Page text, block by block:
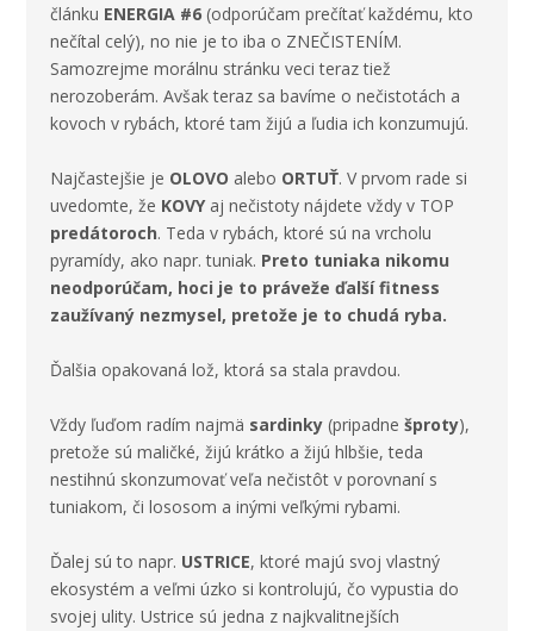
článku ENERGIA #6 (odporúčam prečítať každému, kto
nečítal celý), no nie je to iba o ZNEČISTENÍM.
Samozrejme morálnu stránku veci teraz tiež
nerozoberám. Avšak teraz sa bavíme o nečistotách a
kovoch v rybách, ktoré tam žijú a ľudia ich konzumujú.
Najčastejšie je OLOVO alebo ORTUŤ. V prvom rade si
uvedomte, že KOVYaj nečistoty nájdete vždy v TOP
predátoroch. Teda v rybách, ktoré sú na vrcholu
pyramídy, ako napr.tuniak. Preto tuniaka nikomu
neodporúčam, hoci je to práveže ďalší fitness
zaužívaný nezmysel, pretože je to chudá ryba.
Ďalšia opakovaná lož, ktorá sa stala pravdou.
Vždy ľuďom radím najmä sardinky (pripadnešproty),
pretože sú maličké, žijú krátko a žijú hlbšie, teda
nestihnú skonzumovať veľa nečistôt v porovnaní s
tuniakom, či lososom a inými veľkými rybami.
Ďalej sú to napr. USTRICE, ktoré majú svoj vlastný
ekosystém a veľmi úzko si kontrolujú, čo vypustia do
svojej ulity. Ustrice sú jedna z najkvalitnejších